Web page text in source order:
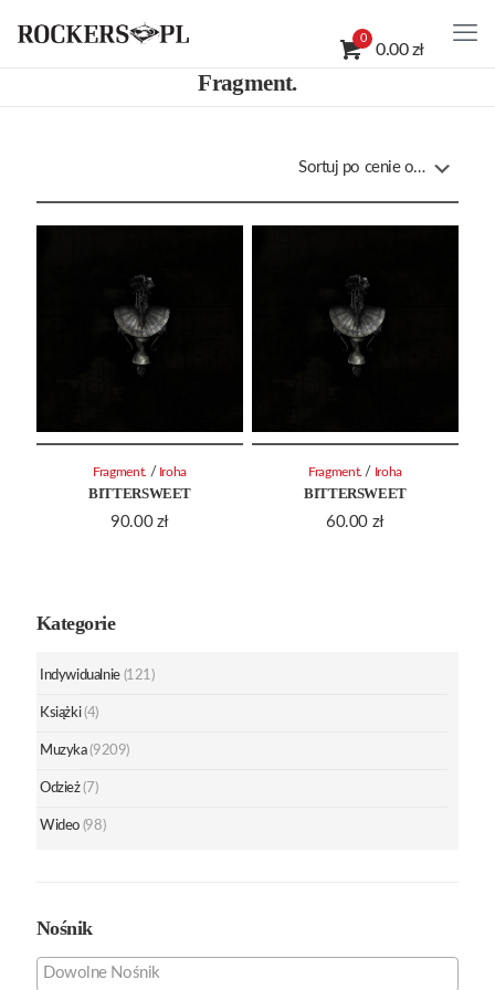
0
0.00 zł
Fragment.
BITTERSWEET
90.00 zł
Fragment. / Iroha
BITTERSWEET
60.00 zł
Fragment. / Iroha
Kategorie
Indywidualnie (121)
Książki (4)
Muzyka (9209)
Odzież (7)
Wideo (98)
Nośnik